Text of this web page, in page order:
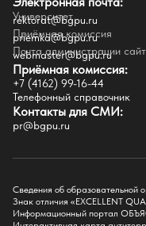
Часто задаваемые вопросы
Внутренний сайт
Факультеты
Естественно-
Историко-филологический
Факультет иностранных
Факультет педагогики и
Факультет физической
Подготовительное
Поступление
Приемная комиссия
Университет
rektorat@bgpu.ru
Приёмная комиссия
priemka@bgpu.ru
Почта администрации
webmaster@bgpu.ru
Приёмная комиссия:
+7 (4162) 99-16-44
Телефонный справочник
Контакты для СМИ:
pr@bgpu.ru
Сведения об образовательной
Знак отличия «EXCELLENT
Информационный портал